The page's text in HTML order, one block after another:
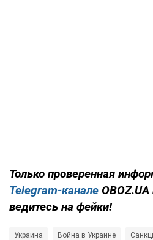
Только проверенная
Telegram-канале OBOZ.UA
ведитесь на фейки!
Украина Война в Украине